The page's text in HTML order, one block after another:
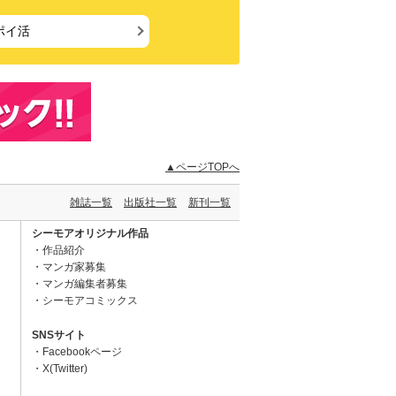
イ活
▲ページTOPへ
雑誌一覧 出版社一覧 新刊一覧
シーモアオリジナル作品
作品紹介
マンガ家募集
マンガ編集者募集
シーモアコミックス
SNSサイト
Facebookページ
X(Twitter)